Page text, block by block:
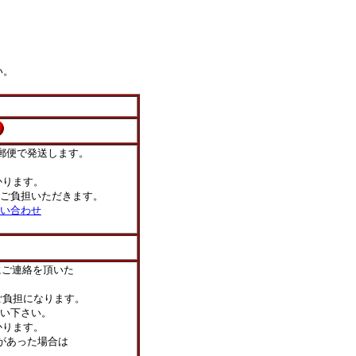
で発送します。
ます。
担いただきます。
合わせ
連絡を頂いた
になります。
さい。
ます。
あった場合は